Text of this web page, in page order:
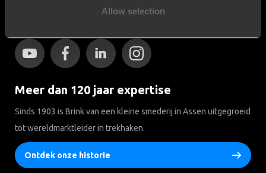
Allow selection
Meer dan 120 jaar expertise
Sinds 1903 is Brink van een kleine smederij in Assen uitgegroeid
tot wereldmarktleider in trekhaken.
Ontdek onze historie